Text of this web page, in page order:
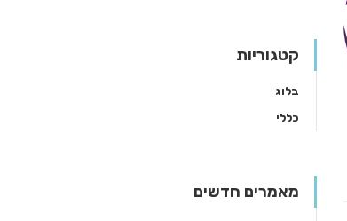
קטגוריות
בלוג
כללי
מאמרים חדשים